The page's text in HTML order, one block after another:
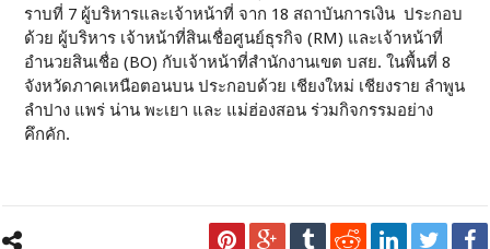
ราบที่ 7 ผู้บริหารและเจ้าหน้าที่ จาก 18 สถาบันการเงิน ประกอบ
ด้วย ผู้บริหาร เจ้าหน้าที่สินเชื่อศูนย์ธุรกิจ (RM) และเจ้าหน้าที่
อำนวยสินเชื่อ (BO) กับเจ้าหน้าที่สำนักงานเขต บสย. ในพื้นที่ 8
จังหวัดภาคเหนือตอนบน ประกอบด้วย เชียงใหม่ เชียงราย ลำพูน
ลำปาง แพร่ น่าน พะเยา และ แม่ฮ่องสอน ร่วมกิจกรรมอย่าง
คึกคัก.